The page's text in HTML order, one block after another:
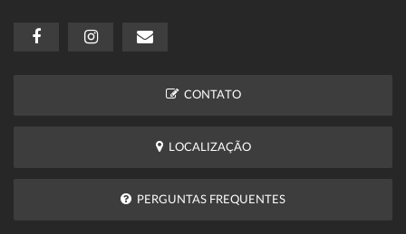
CONTATO
LOCALIZAÇÃO
PERGUNTAS FREQUENTES